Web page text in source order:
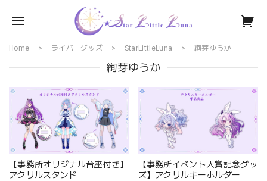
Home ライバーグッズ StarLittleLuna 絢芽ゆうか
絢芽ゆうか
【事務所オリジナル台座付き】
アクリルスタンド
【事務所イベント入賞記念グッ
ズ】アクリルキーホルダー